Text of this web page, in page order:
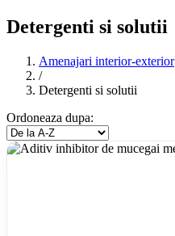
Detergenti si solutii
Amenajari interior-exterior
/
Detergenti si solutii
Ordoneaza dupa: